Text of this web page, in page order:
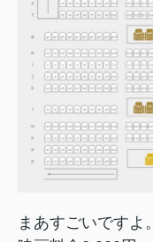
まあすごいですよ